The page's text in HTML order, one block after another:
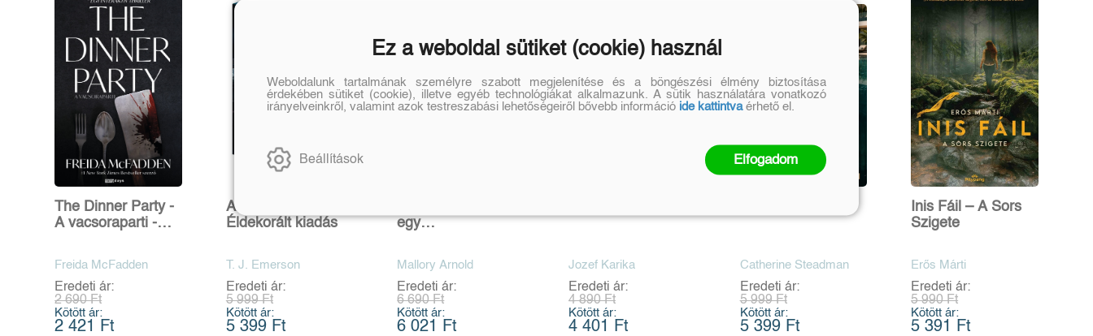
The Dinner Party -
A vacsoraparti -
Freida McFadden
Eredeti ár:
2 690 Ft
Kötött ár:
2 421 Ft
Anyák napja -
Éldekorált kiadás
T. J. Emerson
Eredeti ár:
5 999 Ft
Kötött ár:
5 399 Ft
egy
Mallory Arnold
Eredeti ár:
6 690 Ft
Kötött ár:
6 021 Ft
Jozef Karika
Eredeti ár:
4 890 Ft
Kötött ár:
4 401 Ft
Catherine Steadman
Eredeti ár:
5 999 Ft
Kötött ár:
5 399 Ft
Inis Fáil – A Sors
Szigete
Erős Márti
Eredeti ár:
5 990 Ft
Kötött ár:
5 391 Ft
Ez a weboldal sütiket (cookie) használ
Weboldalunk tartalmának személyre szabott megjelenítése és a böngészési élmény biztosítása
érdekében sütiket (cookie), illetve egyéb technológiákat alkalmazunk. A sütik használatára vonatkozó
irányelveinkről, valamint azok testreszabási lehetőségeiről bővebb információ ide kattintvaérhető el.
Beállítások Elfogadom